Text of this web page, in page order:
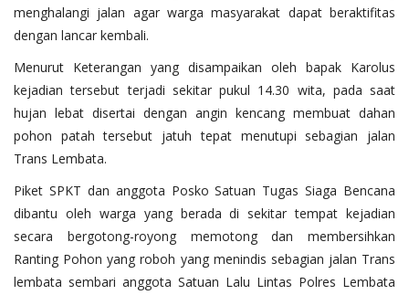
menghalangi jalan agar warga masyarakat dapat beraktifitas
dengan lancar kembali.
Menurut Keterangan yang disampaikan oleh bapak Karolus
kejadian tersebut terjadi sekitar pukul 14.30 wita, pada saat
hujan lebat disertai dengan angin kencang membuat dahan
pohon patah tersebut jatuh tepat menutupi sebagian jalan
Trans Lembata.
Piket SPKT dan anggota Posko Satuan Tugas Siaga Bencana
dibantu oleh warga yang berada di sekitar tempat kejadian
secara bergotong-royong memotong dan membersihkan
Ranting Pohon yang roboh yang menindis sebagian jalan Trans
lembata sembari anggota Satuan Lalu Lintas Polres Lembata